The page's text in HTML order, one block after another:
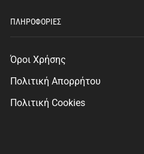
ΠΛΗΡΟΦΟΡΙΕΣ
Όροι Χρήσης
Πολιτική Απορρήτου
Πολιτική Cookies